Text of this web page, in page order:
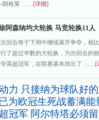
朗格莱 ……[详细]
阿森纳均大轮换 马竞轮换11人
回合将于下周中继续展开争夺，相
了超过半数的大轮换，为次回合的
夺英超冠军，在联赛基本排出了 ……[
力 只接纳为球队好
为欧冠生死战蓄满能
冠军 阿尔特塔必须